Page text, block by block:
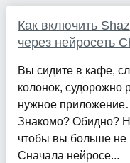
Как включить
через нейросеть
Вы сидите в кафе,
колонок, судорожно
нужное
Знакомо? Обидно?
чтобы вы больше не
Сначала нейросе...